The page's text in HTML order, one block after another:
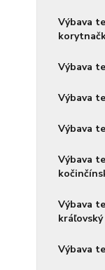
Výbava
Výbava
Výbava
Výbava
Výbava
Výbava
kráľovský
Výbava